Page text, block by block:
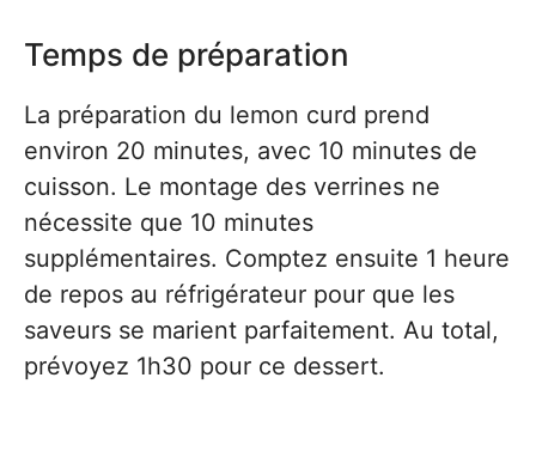
Temps de préparation
La préparation du lemon curd prend
environ 20 minutes, avec 10 minutes de
cuisson. Le montage des verrines ne
nécessite que 10 minutes
supplémentaires. Comptez ensuite 1 heure
de repos au réfrigérateur pour que les
saveurs se marient parfaitement. Au total,
prévoyez 1h30 pour ce dessert.